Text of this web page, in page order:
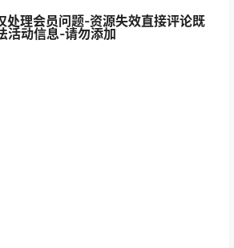
处理会员问题-资源失效直接评论既
活动信息-请勿添加